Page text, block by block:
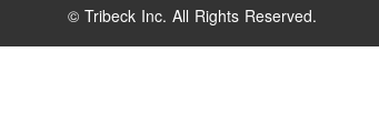
© Tribeck Inc. All Rights Reserved.